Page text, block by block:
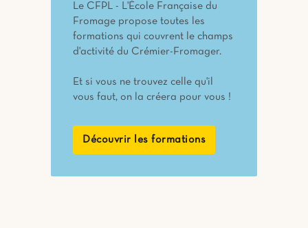
Le CFPL - L'École Française du
Fromage propose toutes les
formations qui couvrent le champs
d'activité du Crémier-Fromager.
Et si vous ne trouvez celle qu'il
vous faut, on la créera pour vous !
Découvrir les formations